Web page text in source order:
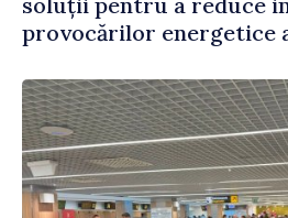
provocărilor energetice